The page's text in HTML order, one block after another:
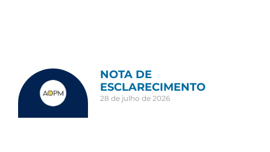
NOTA DE
ESCLARECIMENTO
28 de julho de 2026